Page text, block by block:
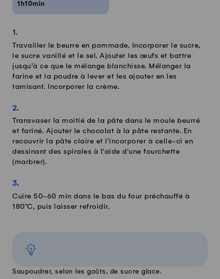
1h10min
Travailler le beurre en pommade. Incorporer le sucre,
le sucre vanillé et le sel. Ajouter les œufs et battre
jusqu'à ce que le mélange blanchisse. Mélanger la
farine et la poudre à lever et les ajouter en les
tamisant. Incorporer la crème.
Transvaser la moitié de la pâte dans le moule beurré
et fariné. Ajouter le chocolat à la pâte restante. En
recouvrir la pâte claire et l'incorporer à celle-ci en
dessinant des spirales à l'aide d'une fourchette
(marbrer).
Cuire 50-60 min dans le bas du four préchauffé à
180°C, puis laisser refroidir.
Saupoudrer, selon les goûts, de sucre glace.